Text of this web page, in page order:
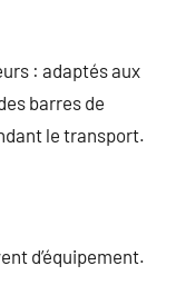
: adaptés aux
barres de
le transport.
d’équipement.